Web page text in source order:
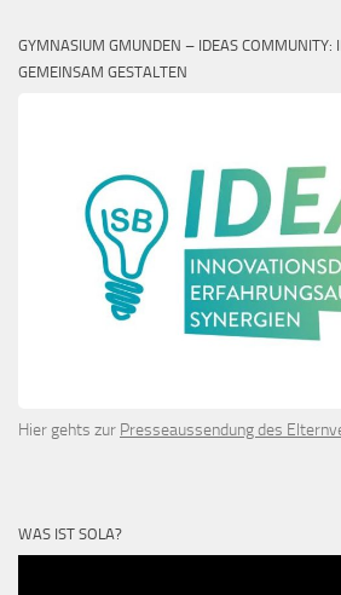
GYMNASIUM GMUNDEN – IDEAS COMMUNITY:
GEMEINSAM GESTALTEN
Hier gehts zur Presseaussendung des
WAS IST SOLA?